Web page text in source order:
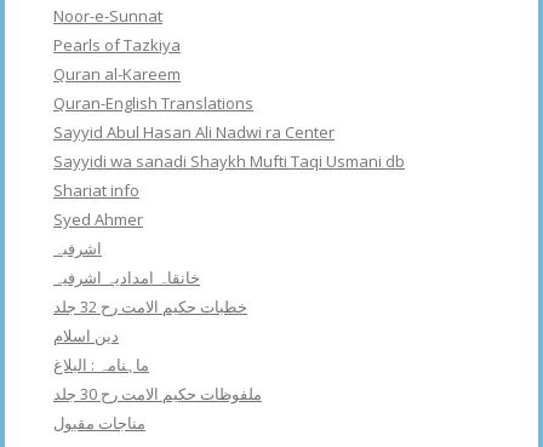
Noor-e-Sunnat
Pearls of Tazkiya
Quran al-Kareem
Quran-English Translations
Sayyid Abul Hasan Ali Nadwi ra Center
Sayyidi wa sanadi Shaykh Mufti Taqi Usmani db
Shariat info
Syed Ahmer
اشرفبہ
خانقاہ امدادیہ اشرفیہ
خطبات حکیم الامت رح 32 جلد
دین اسلام
ماہنامہ : البلاغ
ملفوظات حکیم الامت رح 30 جلد
مناجات مقبول